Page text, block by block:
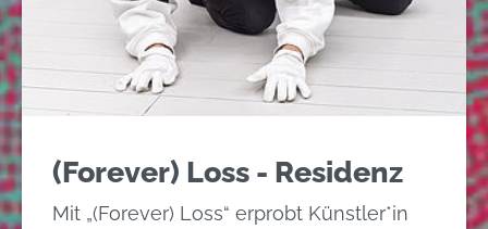
(Forever) Loss - Residenz
Mit „(Forever) Loss“ erprobt Künstler*in